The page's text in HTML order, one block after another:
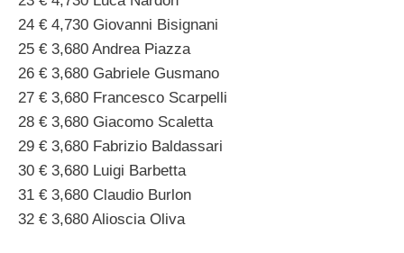
24 € 4,730 Giovanni Bisignani
25 € 3,680 Andrea Piazza
26 € 3,680 Gabriele Gusmano
27 € 3,680 Francesco Scarpelli
28 € 3,680 Giacomo Scaletta
29 € 3,680 Fabrizio Baldassari
30 € 3,680 Luigi Barbetta
31 € 3,680 Claudio Burlon
32 € 3,680 Alioscia Oliva